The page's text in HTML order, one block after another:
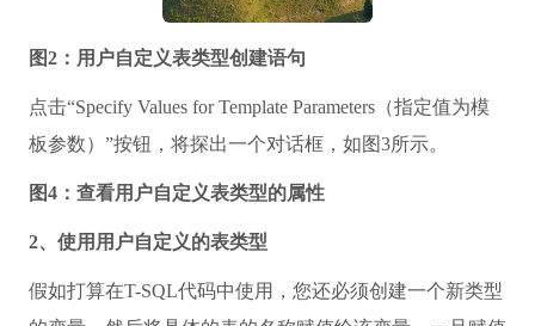
图2：用户自定义表类型创建语句
点击“Specify Values for Template Parameters（指定值为模
板参数）”按钮，将探出一个对话框，如图3所示。
图4：查看用户自定义表类型的属性
2、使用用户自定义的表类型
假如打算在T-SQL代码中使用，您还必须创建一个新类型